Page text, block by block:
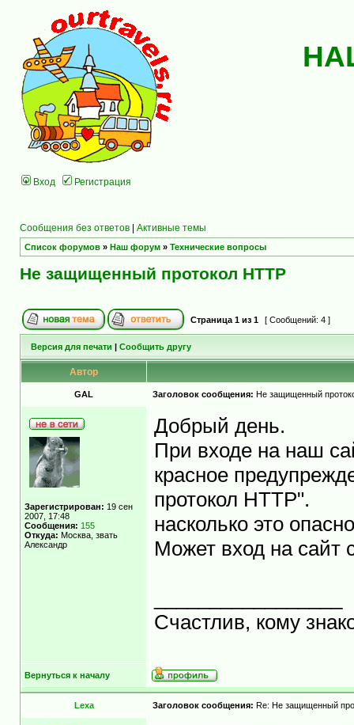
Вход Регистрация
Сообщения без ответов | Активные темы
Список форумов » Наш форум » Технические вопросы
Не защищенный протокол HTTP
Страница 1 из 1 [ Сообщений: 4 ]
Версия для печати | Сообщить другу
Автор
GAL Заголовок сообщения: Не защищенный
Зарегистрирован: 19 сен
2007, 17:48
Сообщения: 155
Откуда: Москва, звать
Александр
Добрый день.
При входе на наш
красное
протокол HTTP".
насколько это
Может вход на сайт
Счастлив, кому
Вернуться к началу
Lexa Заголовок сообщения: Re: Не защищенный